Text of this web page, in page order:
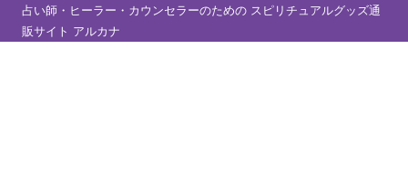
ツにスキップ
占い師・ヒーラー・カウンセラーのための スピリチュアルグッズ通
販サイト アルカナ